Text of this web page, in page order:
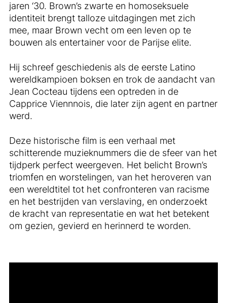
jaren ‘30. Brown’s zwarte en homoseksuele
identiteit brengt talloze uitdagingen met zich
mee, maar Brown vecht om een ​​leven op te
bouwen als entertainer voor de Parijse elite.
Hij schreef geschiedenis als de eerste Latino
wereldkampioen boksen en trok de aandacht van
Jean Cocteau tijdens een optreden in de
Capprice Viennnois, die later zijn agent en partner
werd.
Deze historische film is een verhaal met
schitterende muzieknummers die de sfeer van het
tijdperk perfect weergeven. Het belicht Brown’s
triomfen en worstelingen, van het heroveren van
een wereldtitel tot het confronteren van racisme
en het bestrijden van verslaving, en onderzoekt
de kracht van representatie en wat het betekent
om gezien, gevierd en herinnerd te worden.